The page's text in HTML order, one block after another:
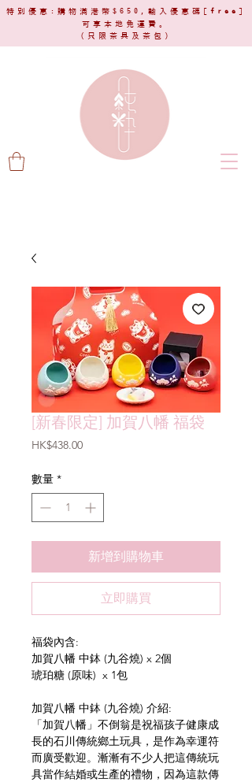
特別優惠:購物滿港幣$650,輸入優惠碼[ free ]
可享本地免運費。
(只限茶具及茶包)​
[新春限定] 加賀八幡 福袋
HK$438.00價
數量 *
新增到購物車
立即購買
福袋內含:
加賀八幡 中鉢 (九谷燒) x 2個
琥珀糖 (原味) x 1包
加賀八幡 中鉢 (九谷燒) 介紹:
「加賀八幡」不倒翁是祝福孩子健康成
長的石川傳統鄉土玩具，是作為幸運符
而廣受歡迎。漸漸有不少人把這傳統玩
具當作結婚或生產的禮物，因為這款傳